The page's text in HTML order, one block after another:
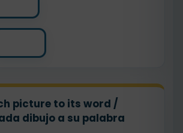
picture to its word /
dibujo a su palabra